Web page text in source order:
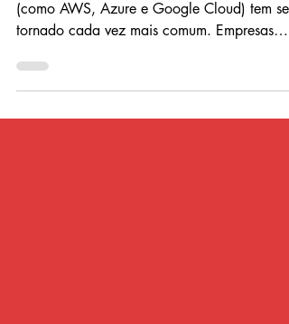
A adoção de múltiplos provedores de nuvem
(como AWS, Azure e Google Cloud) tem se
tornado cada vez mais comum. Empresas